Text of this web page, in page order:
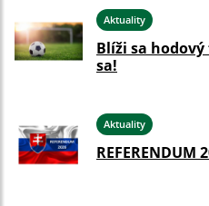
Aktuality
Blíži sa
sa!
Aktuality